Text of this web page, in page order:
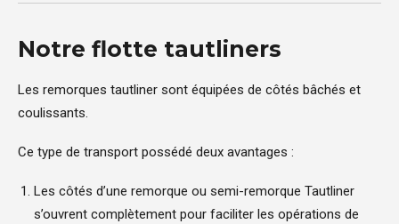
Notre flotte tautliners
Les remorques tautliner sont équipées de côtés bâchés et
coulissants.
Ce type de transport possédé deux avantages :
Les côtés d’une remorque ou semi-remorque Tautliner
s’ouvrent complètement pour faciliter les opérations de